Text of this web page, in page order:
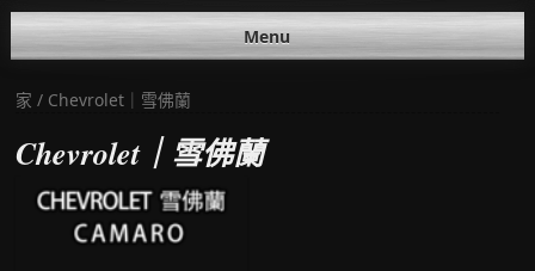
Menu
家 / Chevrolet｜雪佛蘭
Chevrolet｜雪佛蘭